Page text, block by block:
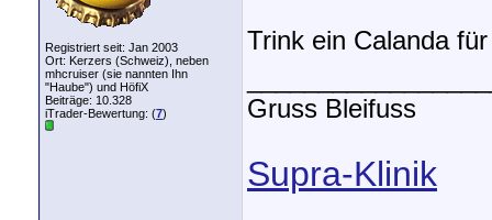
Registriert seit: Jan 2003
Ort: Kerzers (Schweiz), neben
mhcruiser (sie nannten Ihn
"Haube") und HöfiX
Beiträge: 10.328
iTrader-Bewertung: (7)
Trink ein Calanda
Gruss Bleifuss
Supra-Klinik